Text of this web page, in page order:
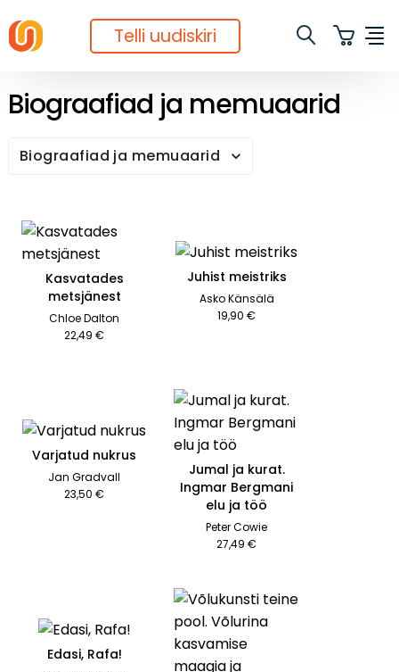
Telli uudiskiri
Biograafiad ja memuaarid
Biograafiad ja memuaarid
Kasvatades
metsjänest
Chloe Dalton
22,49 €
Juhist meistriks
Asko Känsälä
19,90 €
Varjatud nukrus
Jan Gradvall
23,50 €
Jumal ja kurat.
Ingmar Bergmani
elu ja töö
Peter Cowie
27,49 €
Edasi, Rafa!